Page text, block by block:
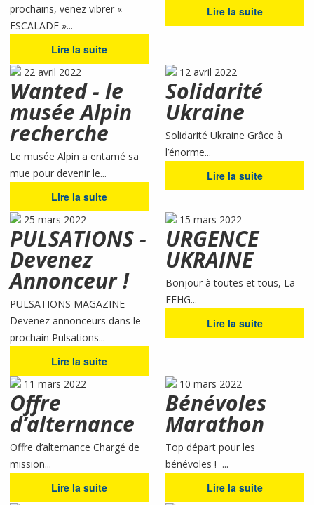
prochains, venez vibrer «
ESCALADE »...
Lire la suite
Lire la suite
22 avril 2022
Wanted - le
musée Alpin
recherche
Le musée Alpin a entamé sa
mue pour devenir le...
Lire la suite
12 avril 2022
Solidarité
Ukraine
Solidarité Ukraine Grâce à
l’énorme...
Lire la suite
25 mars 2022
PULSATIONS -
Devenez
Annonceur !
PULSATIONS MAGAZINE
Devenez annonceurs dans le
prochain Pulsations...
Lire la suite
15 mars 2022
URGENCE
UKRAINE
Bonjour à toutes et tous, La
FFHG...
Lire la suite
11 mars 2022
Offre
d’alternance
Offre d’alternance Chargé de
mission...
Lire la suite
10 mars 2022
Bénévoles
Marathon
Top départ pour les
bénévoles ! ...
Lire la suite